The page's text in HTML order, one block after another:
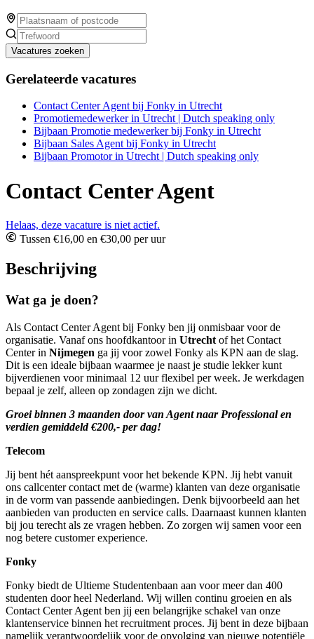
Vacatures zoeken
Gerelateerde vacatures
Contact Center Agent bij Fonky in Utrecht
Promotiemedewerker in Utrecht | Dutch speaking only
Bijbaan Promotie medewerker bij Fonky in Utrecht
Bijbaan Sales Agent bij Fonky in Utrecht
Bijbaan Promotor in Utrecht | Dutch speaking only
Contact Center Agent
Helaas, deze vacature is niet actief.
Tussen €16,00 en €30,00 per uur
Beschrijving
Wat ga je doen?
Als Contact Center Agent bij Fonky ben jij onmisbaar voor de
organisatie. Vanaf ons hoofdkantoor in Utrecht of het Contact
Center in Nijmegen ga jij voor zowel Fonky als KPN aan de slag.
Dit is een ideale bijbaan waarmee je naast je studie lekker kunt
bijverdienen voor minimaal 12 uur flexibel per week. Je werkdagen
bepaal je zelf, alleen op zondagen zijn we dicht.
Groei binnen 3 maanden door van Agent naar Professional en
verdien gemiddeld €200,- per dag!
Telecom
Jij bent hét aanspreekpunt voor het bekende KPN. Jij hebt vanuit
ons callcenter contact met de (warme) klanten van deze organisatie
in de vorm van passende aanbiedingen. Denk bijvoorbeeld aan het
aanbieden van producten en service calls. Daarnaast kunnen klanten
bij jou terecht als ze vragen hebben. Zo zorgen wij samen voor een
nog betere customer experience.
Fonky
Fonky biedt de Ultieme Studentenbaan aan voor meer dan 400
studenten door heel Nederland. Wij willen continu groeien en als
Contact Center Agent ben jij een belangrijke schakel van onze
klantenservice binnen het recruitment proces. Jij bent in deze bijbaan
namelijk verantwoordelijk voor de opvolging van nieuwe potentiële